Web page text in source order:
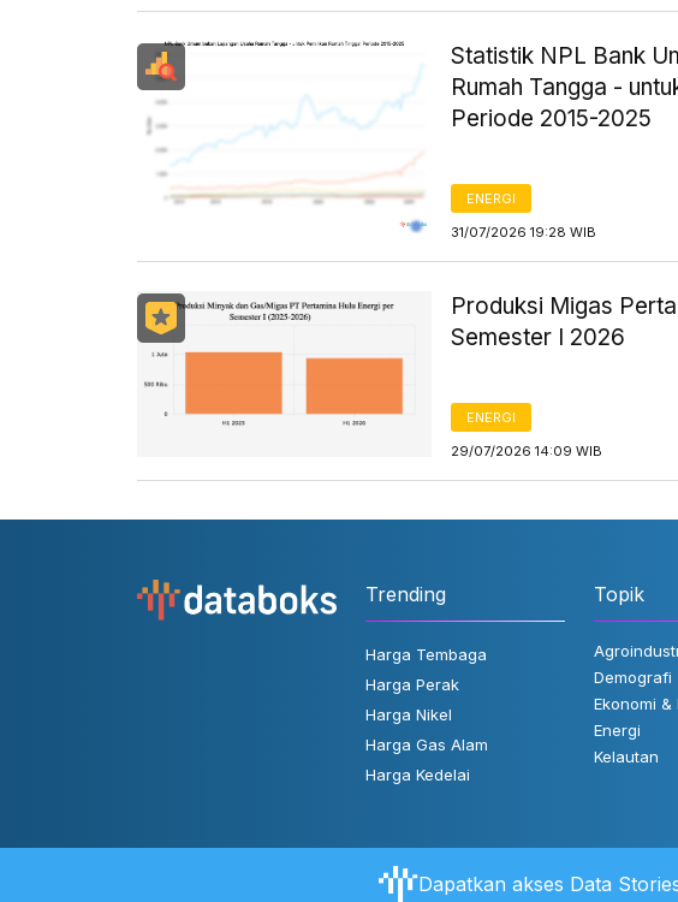
Statistik NPL Bank
Rumah Tangga -
Periode 2015-2025
ENERGI
31/07/2026 19:28 WIB
Produksi Migas
Semester I 2026
ENERGI
29/07/2026 14:09 WIB
Trending
Harga Tembaga
Harga Perak
Harga Nikel
Harga Gas Alam
Harga Kedelai
Topik
Demografi
Ekonomi &
Energi
Kelautan
Aturan Pengguna FAQ Hubungi Kami
Dapatkan akses Data